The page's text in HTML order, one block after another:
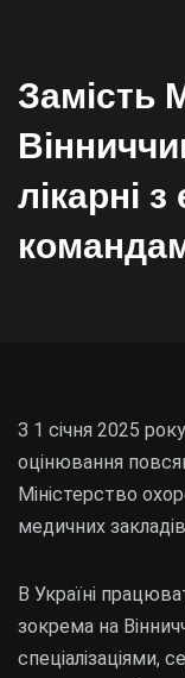
Замість
лікарні
З 1 січня 2025
оцінювання
Міністерство
медичних
В Україні
зокрема на
спеціалізаціями,